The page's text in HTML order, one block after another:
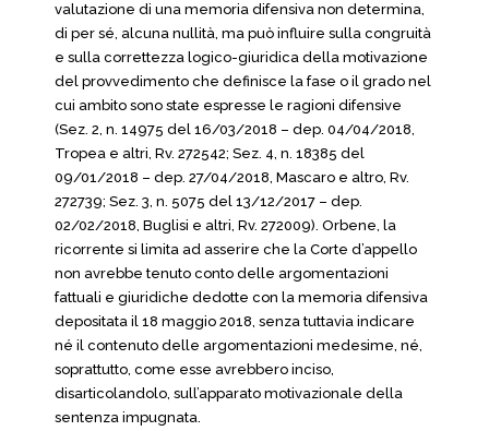
valutazione di una memoria difensiva non determina,
di per sé, alcuna nullità, ma può influire sulla congruità
e sulla correttezza logico-giuridica della motivazione
del provvedimento che definisce la fase o il grado nel
cui ambito sono state espresse le ragioni difensive
(Sez. 2, n. 14975 del 16/03/2018 – dep. 04/04/2018,
Tropea e altri, Rv. 272542; Sez. 4, n. 18385 del
09/01/2018 – dep. 27/04/2018, Mascaro e altro, Rv.
272739; Sez. 3, n. 5075 del 13/12/2017 – dep.
02/02/2018, Buglisi e altri, Rv. 272009). Orbene, la
ricorrente si limita ad asserire che la Corte d’appello
non avrebbe tenuto conto delle argomentazioni
fattuali e giuridiche dedotte con la memoria difensiva
depositata il 18 maggio 2018, senza tuttavia indicare
né il contenuto delle argomentazioni medesime, né,
soprattutto, come esse avrebbero inciso,
disarticolandolo, sull’apparato motivazionale della
sentenza impugnata.